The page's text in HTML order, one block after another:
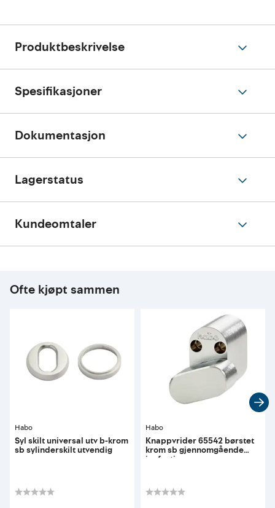
Produktbeskrivelse
Spesifikasjoner
Dokumentasjon
Lagerstatus
Kundeomtaler
Ofte kjøpt sammen
Habo
Syl skilt universal utv b-krom
sb sylinderskilt utvendig
Habo
Knappvrider 65542 børstet
krom sb gjennomgående
innfesting